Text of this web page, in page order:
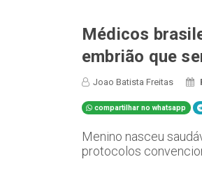
Médicos
embrião que
Joao Batista Freitas
compartilhar no whatsapp
Menino nasceu
protocolos